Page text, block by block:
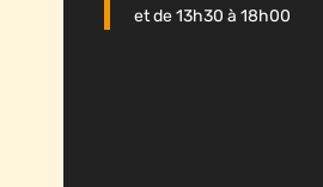
et de 13h30 à 18h00